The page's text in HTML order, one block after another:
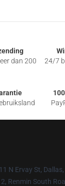
dan 200
24/7
N Ervay St,
2, Renmin South